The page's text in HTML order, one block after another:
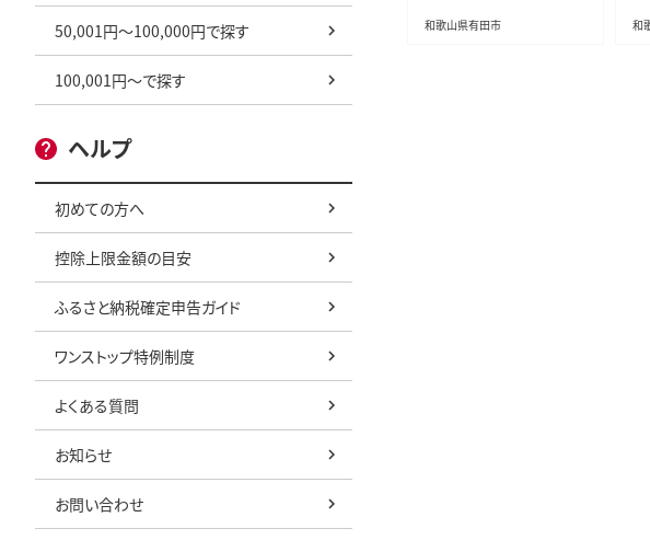
50,001円～100,000円で探す
100,001円～で探す
ヘルプ
初めての方へ
控除上限金額の目安
ふるさと納税確定申告ガイド
ワンストップ特例制度
よくある質問
お知らせ
お問い合わせ
和歌山県有田市 和